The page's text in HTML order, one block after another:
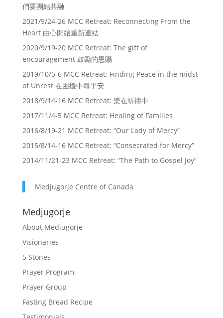
們要團結共融
2021/9/24-26 MCC Retreat: Reconnecting From the
Heart 由心開始重新連結
2020/9/19-20 MCC Retreat: The gift of
encouragement 鼓勵的恩賜
2019/10/5-6 MCC Retreat: Finding Peace in the midst
of Unrest 在困擾中尋平安
2018/9/14-16 MCC Retreat: 樂在祈禱中
2017/11/4-5 MCC Retreat: Healing of Families
2016/8/19-21 MCC Retreat: “Our Lady of Mercy”
2015/8/14-16 MCC Retreat: “Consecrated for Mercy”
2014/11/21-23 MCC Retreat: “The Path to Gospel Joy”
Medjugorje Centre of Canada
Medjugorje
About Medjugorje
Visionaries
5 Stones
Prayer Program
Prayer Group
Fasting Bread Recipe